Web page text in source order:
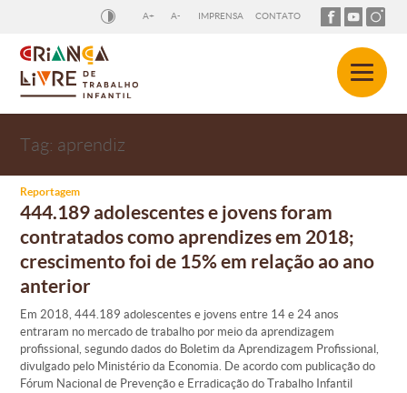
A+ A- IMPRENSA CONTATO
Tag: aprendiz
Reportagem
444.189 adolescentes e jovens foram
contratados como aprendizes em 2018;
crescimento foi de 15% em relação ao ano
anterior
Em 2018, 444.189 adolescentes e jovens entre 14 e 24 anos
entraram no mercado de trabalho por meio da aprendizagem
profissional, segundo dados do Boletim da Aprendizagem Profissional,
divulgado pelo Ministério da Economia. De acordo com publicação do
Fórum Nacional de Prevenção e Erradicação do Trabalho Infantil